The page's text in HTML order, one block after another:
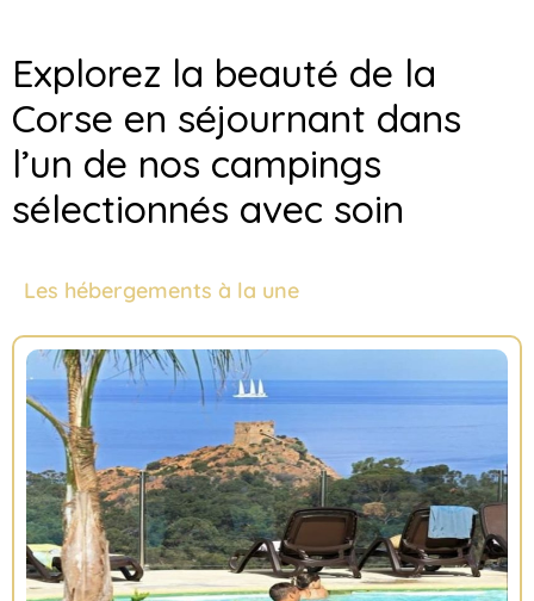
Explorez la beauté de la
Corse en séjournant dans
l’un de nos campings
sélectionnés avec soin
Les hébergements à la une